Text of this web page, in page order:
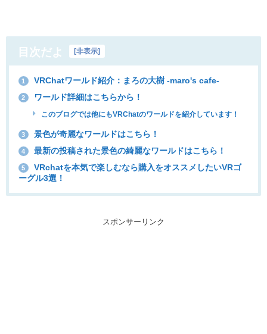
目次だよ [非表示]
1 VRChatワールド紹介：まろの大樹 -maro's cafe-
2 ワールド詳細はこちらから！
このブログでは他にもVRChatのワールドを紹介しています！
3 景色が奇麗なワールドはこちら！
4 最新の投稿された景色の綺麗なワールドはこちら！
5
VRchatを本気で楽しむなら購入をオススメしたいVRゴ
ーグル3選！
スポンサーリンク